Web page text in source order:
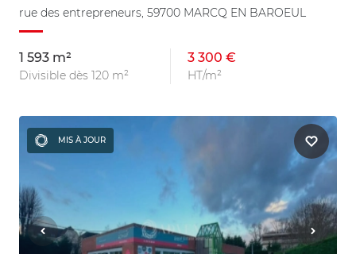
rue des entrepreneurs, 59700 MARCQ EN BAROEUL
1 593 m²
Divisible dès 120 m²
3 300 €
HT/m²
MIS À JOUR